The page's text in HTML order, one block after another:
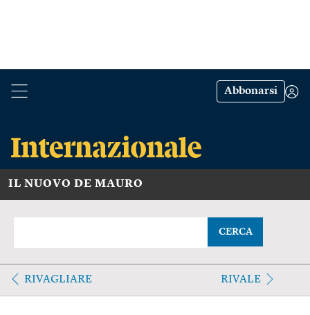
Abbonarsi
IL NUOVO DE MAURO
CERCA
RIVAGLIARE RIVALE